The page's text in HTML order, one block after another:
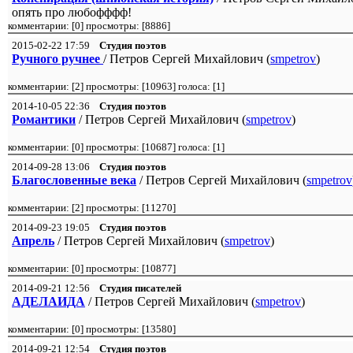
опять про любофффф!
комментарии: [0] просмотры: [8886]
2015-02-22 17:59
Студия поэтов
Ручного ручнее / Петров Сергей Михайлович (smpetrov)
комментарии: [2] просмотры: [10963] голоса: [1 ]
2014-10-05 22:36
Студия поэтов
Романтики / Петров Сергей Михайлович (smpetrov)
комментарии: [0] просмотры: [10687] голоса: [1 ]
2014-09-28 13:06
Студия поэтов
Благословенные века / Петров Сергей Михайлович (smpetrov
комментарии: [2] просмотры: [11270]
2014-09-23 19:05
Студия поэтов
Апрель / Петров Сергей Михайлович (smpetrov)
комментарии: [0] просмотры: [10877]
2014-09-21 12:56
Студия писателей
АДЕЛАИДА / Петров Сергей Михайлович (smpetrov)
комментарии: [0] просмотры: [13580]
2014-09-21 12:54
Студия поэтов